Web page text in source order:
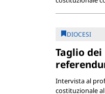
DIOCESI
Taglio
Intervista al
costituzionale